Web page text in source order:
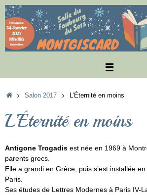
Passer
au
contenu
Accueil
Salon 2017 L’Éternité en moins
L’Éternité en moins
Antigone Trogadis est née en 1969 à
parents grecs.
Elle a grandi en Grèce, puis s’est installée
Paris.
Ses études de Lettres Modernes à Paris IV-